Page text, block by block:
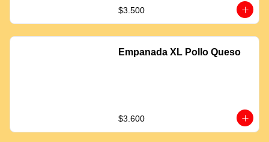
$3.500
Empanada XL Pollo Queso
$3.600